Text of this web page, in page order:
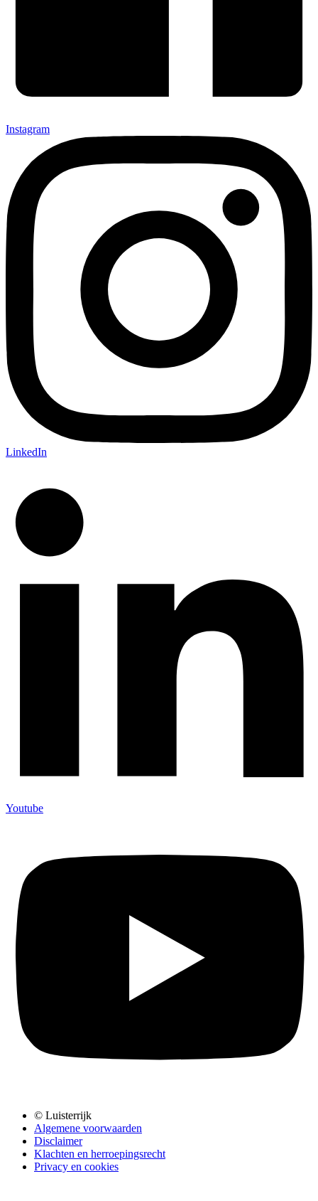
Instagram
LinkedIn
Youtube
© Luisterrijk
Algemene voorwaarden
Disclaimer
Klachten en herroepingsrecht
Privacy en cookies